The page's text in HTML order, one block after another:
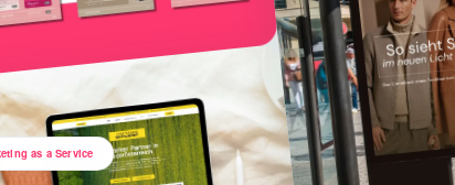
as a Service